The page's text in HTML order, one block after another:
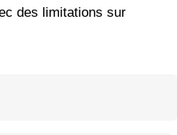
des limitations sur